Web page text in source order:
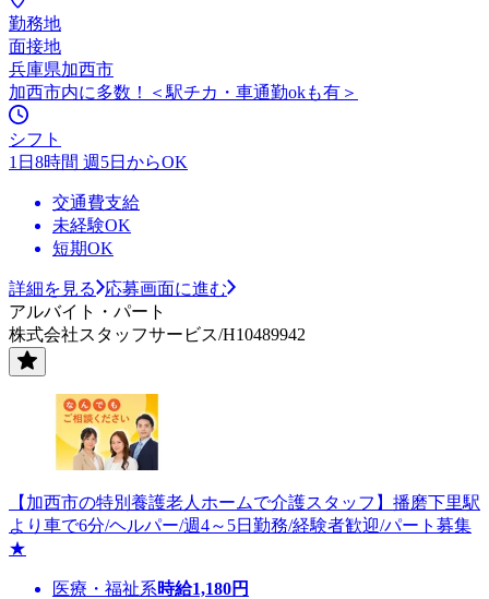
勤務地
面接地
兵庫県加西市
加西市内に多数！＜駅チカ・車通勤okも有＞
シフト
1日8時間 週5日からOK
交通費支給
未経験OK
短期OK
詳細を見る
応募画面に進む
アルバイト・パート
株式会社スタッフサービス/H10489942
【加西市の特別養護老人ホームで介護スタッフ】播磨下里駅
より車で6分/ヘルパー/週4～5日勤務/経験者歓迎/パート募集
★
医療・福祉系時給1,180円